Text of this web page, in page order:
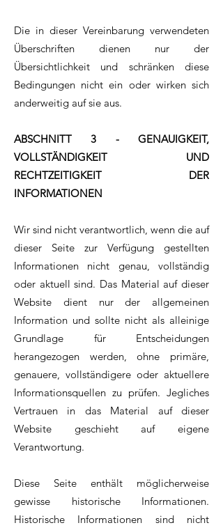
Die in dieser Vereinbarung verwendeten
Überschriften dienen nur der
Übersichtlichkeit und schränken diese
Bedingungen nicht ein oder wirken sich
anderweitig auf sie aus.
ABSCHNITT 3 - GENAUIGKEIT,
VOLLSTÄNDIGKEIT UND
RECHTZEITIGKEIT DER
INFORMATIONEN
Wir sind nicht verantwortlich, wenn die auf
dieser Seite zur Verfügung gestellten
Informationen nicht genau, vollständig
oder aktuell sind. Das Material auf dieser
Website dient nur der allgemeinen
Information und sollte nicht als alleinige
Grundlage für Entscheidungen
herangezogen werden, ohne primäre,
genauere, vollständigere oder aktuellere
Informationsquellen zu prüfen. Jegliches
Vertrauen in das Material auf dieser
Website geschieht auf eigene
Verantwortung.
Diese Seite enthält möglicherweise
gewisse historische Informationen.
Historische Informationen sind nicht